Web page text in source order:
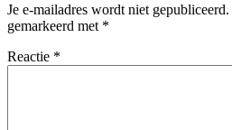
Je e-mailadres wordt niet gepubliceerd.
gemarkeerd met *
Reactie *